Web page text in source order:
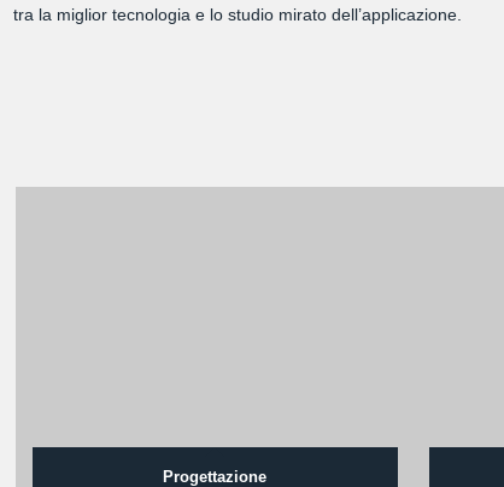
tra la miglior tecnologia e lo studio mirato dell’applicazione.
Progettazione